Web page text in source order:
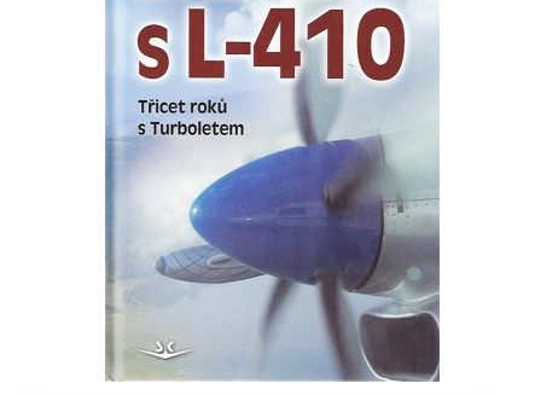
Pro piloty
Série & speciály
Letecká videa
Aktuální FR + archiv
Letecká muzea
VFR Communication app
The SAFE Guide app
Nabídky práce v letectví